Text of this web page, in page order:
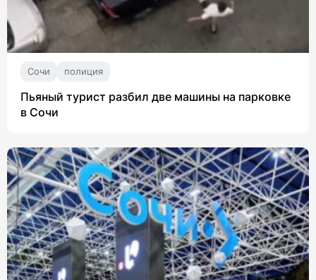
Сочи полиция
Пьяный турист разбил две машины на парковке
в Сочи